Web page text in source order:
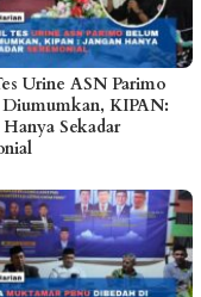
Urine ASN Parimo
KIPAN:
Hanya Sekadar